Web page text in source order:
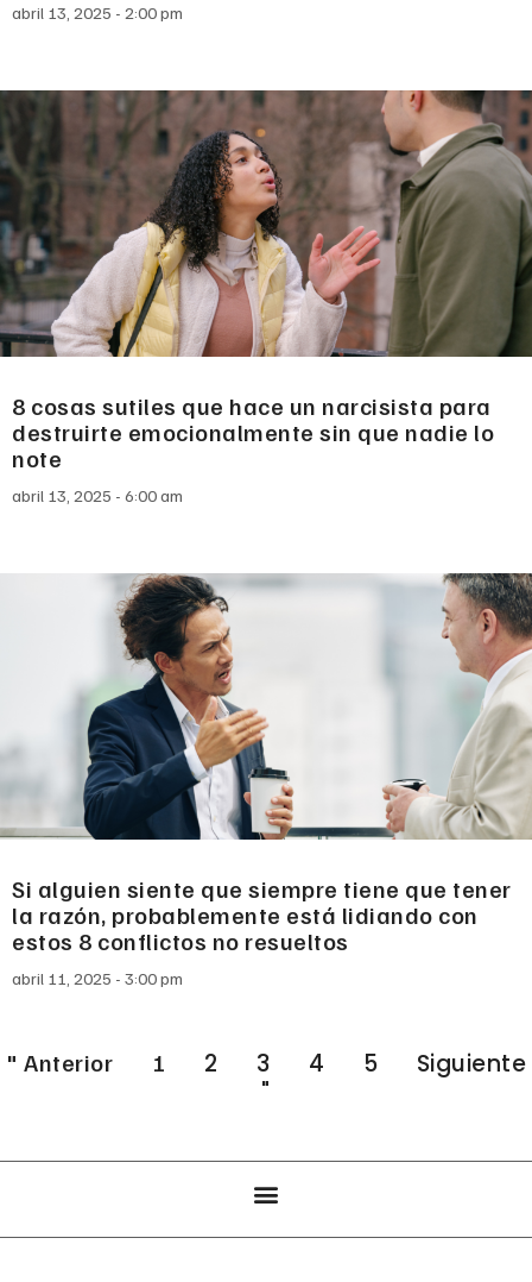
abril 13, 2025 2:00 pm
8 cosas sutiles que hace un narcisista para
destruirte emocionalmente sin que nadie lo
note
abril 13, 2025 6:00 am
Si alguien siente que siempre tiene que tener
la razón, probablemente está lidiando con
estos 8 conflictos no resueltos
abril 11, 2025 3:00 pm
" Anterior 1 2 3 4 5
Siguiente
"